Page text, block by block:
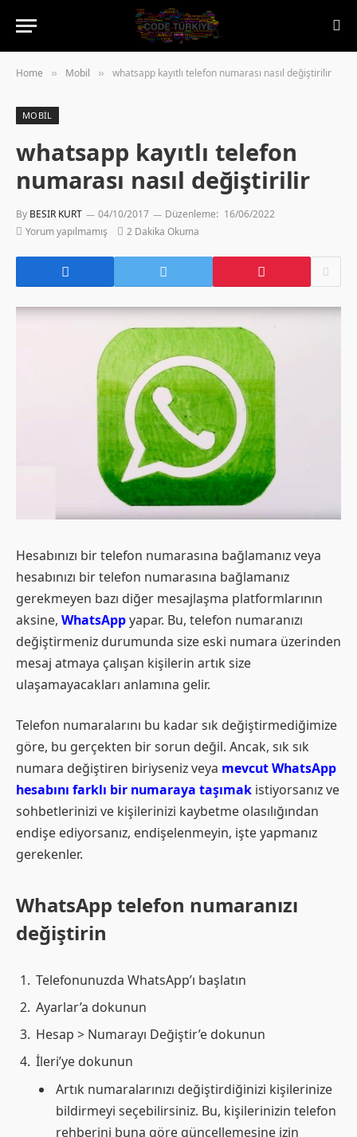
Home » Mobil » whatsapp kayıtlı telefon numarası nasıl değiştirilir
MOBIL
whatsapp kayıtlı telefon
numarası nasıl değiştirilir
By BESIR KURT 04/10/2017 Düzenleme: 16/06/2022
Yorum yapılmamış
2 Dakika Okuma
Hesabınızı bir telefon numarasına bağlamanız veya
hesabınızı bir telefon numarasına bağlamanız
gerekmeyen bazı diğer mesajlaşma platformlarının
aksine, WhatsAppyapar. Bu, telefon numaranızı
değiştirmeniz durumunda size eski numara üzerinden
mesaj atmaya çalışan kişilerin artık size
ulaşamayacakları anlamına gelir.
Telefon numaralarını bu kadar sık ​​​​değiştirmediğimize
göre, bu gerçekten bir sorun değil. Ancak, sık sık
numara değiştiren biriyseniz veya mevcut WhatsApp
hesabını farklı bir numaraya taşımak istiyorsanız ve
sohbetlerinizi ve kişilerinizi kaybetme olasılığından
endişe ediyorsanız, endişelenmeyin, işte yapmanız
gerekenler.
WhatsApp telefon numaranızı
değiştirin
Telefonunuzda WhatsApp’ı başlatın
Ayarlar’a dokunun
Hesap > Numarayı Değiştir’e dokunun
İleri’ye dokunun
Artık numaralarınızı değiştirdiğinizi kişilerinize
bildirmeyi seçebilirsiniz. Bu, kişilerinizin telefon
rehberini buna göre güncellemesine izin